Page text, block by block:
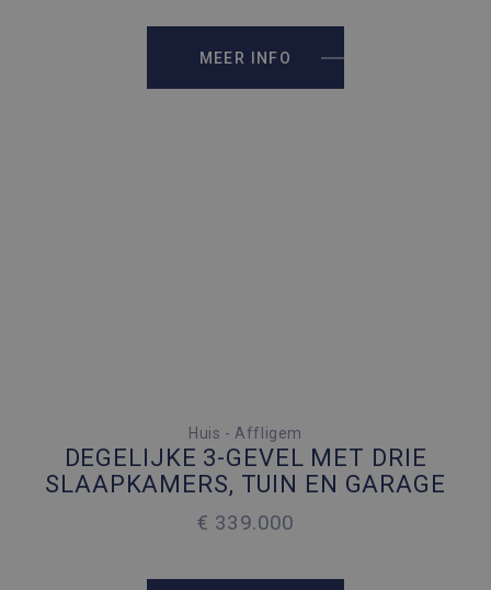
MEER INFO
3 SLAAPKAMERS
4 PARKEERPLAATSEN
335 M
Huis - Affligem
DEGELIJKE 3-GEVEL MET DRIE
SLAAPKAMERS, TUIN EN GARAGE
€ 339.000